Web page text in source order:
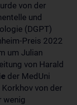
von der
und
(DGPT)
Preis 2022
um Julian
von Harald
der MedUni
von der
wenig